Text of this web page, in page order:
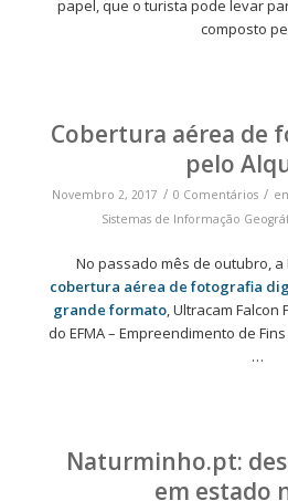
papel, que o turista pode levar
composto
Cobertura aérea de
pelo
Novembro 2, 2017 / 0 Comentários /
Sistemas de Informação
No passado mês de outubro,
cobertura aérea de fotografia
grande formato, Ultracam Falcon
do EFMA – Empreendimento de
…
Naturminho.pt:
em estado